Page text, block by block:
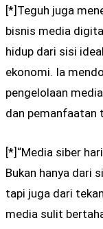
[*]Teguh juga
bisnis media
hidup dari sisi
ekonomi. Ia
pengelolaan
dan pemanfaatan
[*]“Media siber
Bukan hanya dari
tapi juga dari
media sulit